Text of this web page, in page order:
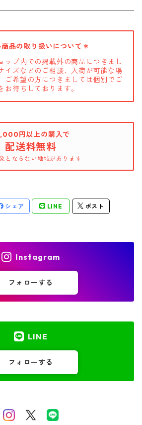
品の取り扱いについて＊
ップ内での掲載外の商品につきまし
イズなどのご相談、入荷が可能な場
ご希望の方につきましては個別でご
お待ちしております。
円以上の購入で
配送料無料
とならない地域があります
シェア LINE ポスト
Instagram
フォローする
LINE
フォローする